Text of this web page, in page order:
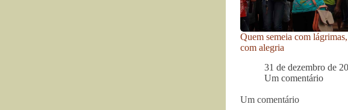
Quem semeia com
com alegria
31 de dezembro de
Um comentário
Um comentário